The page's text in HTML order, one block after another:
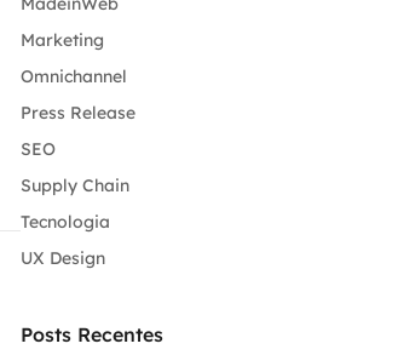
Marketing
Omnichannel
Press Release
SEO
Supply Chain
Tecnologia
UX Design
Posts Recentes